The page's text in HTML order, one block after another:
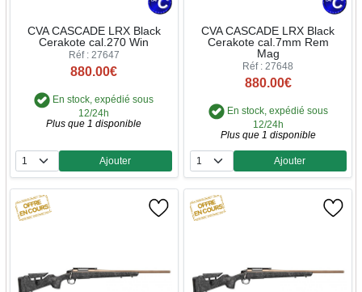
CVA CASCADE LRX Black
Cerakote cal.270 Win
Réf : 27647
880.00€
En stock, expédié sous
12/24h
Plus que 1 disponible
Quantité
Ajouter
CVA CASCADE LRX Black
Cerakote cal.7mm Rem
Mag
Réf : 27648
880.00€
En stock, expédié sous
12/24h
Plus que 1 disponible
Quantité
Ajouter